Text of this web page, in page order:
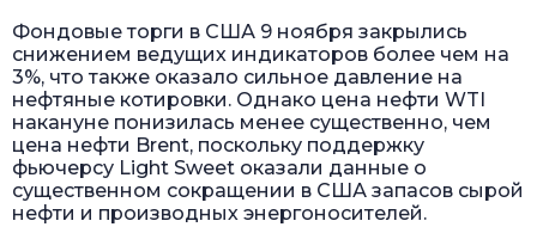
Фондовые торги в США 9 ноября закрылись
снижением ведущих индикаторов более чем на
3%, что также оказало сильное давление на
нефтяные котировки. Однако цена нефти WTI
накануне понизилась менее существенно, чем
цена нефти Brent, поскольку поддержку
фьючерсу Light Sweet оказали данные о
существенном сокращении в США запасов сырой
нефти и производных энергоносителей.